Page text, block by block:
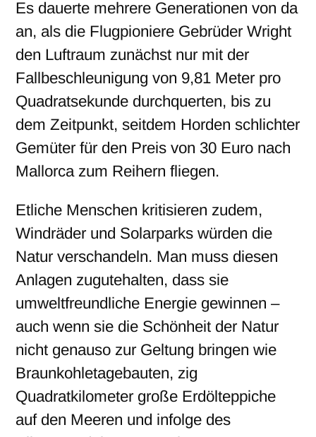
Es dauerte mehrere Generationen von da
an, als die Flugpioniere Gebrüder Wright
den Luftraum zunächst nur mit der
Fallbeschleunigung von 9,81 Meter pro
Quadratsekunde durchquerten, bis zu
dem Zeitpunkt, seitdem Horden schlichter
Gemüter für den Preis von 30 Euro nach
Mallorca zum Reihern fliegen.
Etliche Menschen kritisieren zudem,
Windräder und Solarparks würden die
Natur verschandeln. Man muss diesen
Anlagen zugutehalten, dass sie
umweltfreundliche Energie gewinnen –
auch wenn sie die Schönheit der Natur
nicht genauso zur Geltung bringen wie
Braunkohletagebauten, zig
Quadratkilometer große Erdölteppiche
auf den Meeren und infolge des